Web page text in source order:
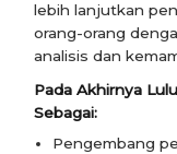
lebih lanjutkan
orang-orang
analisis dan
Pada Akhirnya
Sebagai:
Pengembang